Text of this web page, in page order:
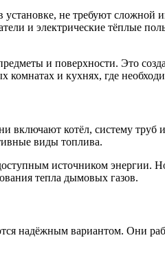
не требуют сложной
и электрические тёплые
и поверхности. Это
комнатах и кухнях, где
котёл, систему
виды топлива.
источником энергии.
тепла дымовых газов.
надёжным вариантом. Они